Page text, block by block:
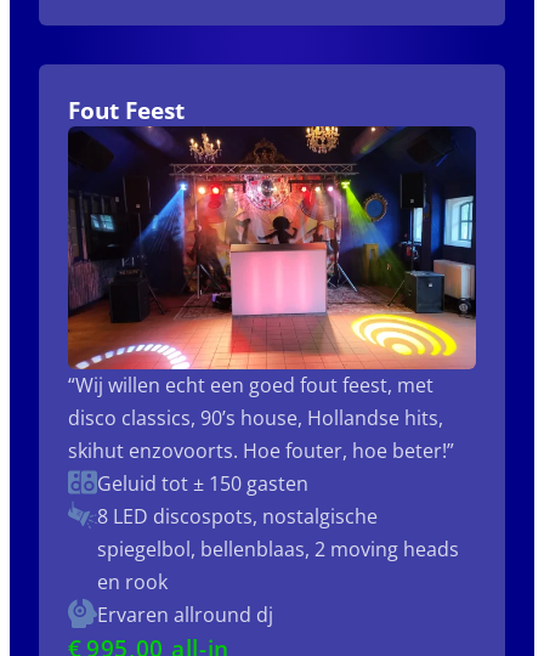
Fout Feest
“Wij willen echt een goed fout feest, met
disco classics, 90’s house, Hollandse hits,
skihut enzovoorts. Hoe fouter, hoe beter!”
Geluid tot ± 150 gasten
8 LED discospots, nostalgische
spiegelbol, bellenblaas, 2 moving heads
en rook
Ervaren allround dj
€995,00 all-in